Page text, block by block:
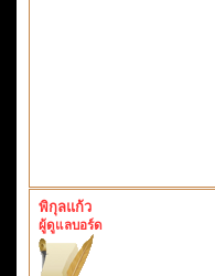
พิกุลแก้ว
ผู้ดูแลบอร์ด